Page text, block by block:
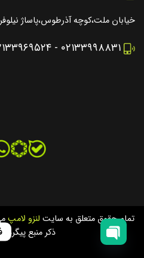
خیابان ملت،کوچه آذرطوس،پاساژ
۰۲۱۳۳۹۹۸۸۳۱ -
تمام حقوق متعلق به سایت لنزو لامپ
ذکر منبع پیگرد